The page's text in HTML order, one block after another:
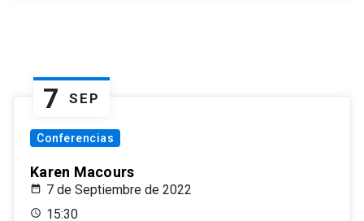
7 SEP
Conferencias
Karen Macours
7 de Septiembre de 2022
15:30